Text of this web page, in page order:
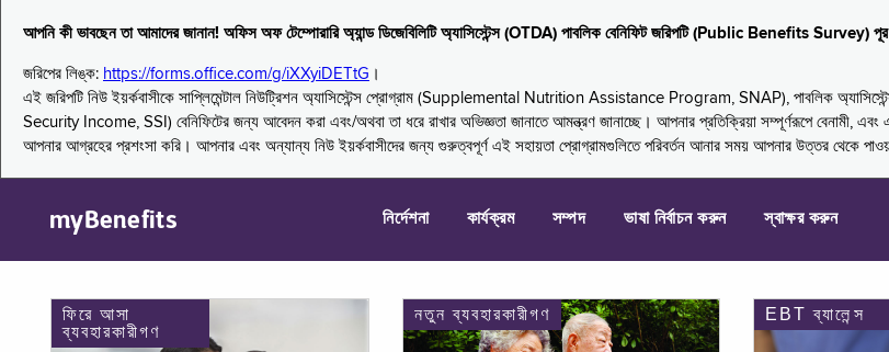
আপনি কী ভাবছেন তা আমাদের জানান! অফিস অফ টেম্পোরারি অ্যান্ড ডিজেবিলিটি অ্যাসিস্টেন্স (OTDA) পাবলিক বেনিফিট জরিপটি (Public Benefits Survey)
জরিপের লিঙ্ক: https://forms.office.com/g/iXXyiDETtG ।
এই জরিপটি নিউ ইয়র্কবাসীকে সাপ্লিমেন্টাল নিউট্রিশন অ্যাসিস্টেন্স প্রোগ্রাম (Supplemental Nutrition Assistance Program, SNAP), পাবলিক
Security Income, SSI) বেনিফিটের জন্য আবেদন করা এবং/অথবা তা ধরে রাখার অভিজ্ঞতা জানাতে আমন্ত্রণ জানাচ্ছে। আপনার প্রতিক্রিয়া সম্পূর্ণরূপে বেনামী,
আপনার আগ্রহের প্রশংসা করি। আপনার এবং অন্যান্য নিউ ইয়র্কবাসীদের জন্য গুরুত্বপূর্ণ এই সহায়তা প্রোগ্রামগুলিতে পরিবর্তন আনার সময় আপনার উত্তর থেকে
myBenefits নির্দেশনা কার্যক্রম সম্পদ ভাষা নির্বাচন করুন স্বাক্ষর করুন
ফিরে আসা
ব্যবহারকারীগণ
নতুন ব্যবহারকারীগণ EBT ব্যালেন্স